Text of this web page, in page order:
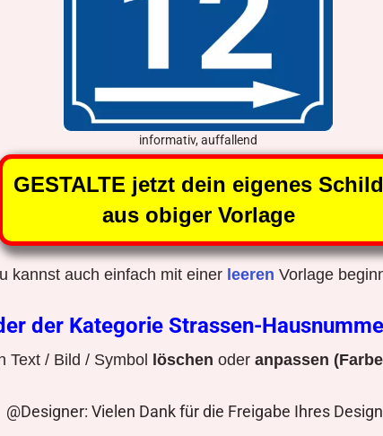
informativ, auffallend
GESTALTE jetzt dein eigenes Schild
aus obiger Vorlage
kannst auch einfach mit einer leeren Vorlage
der Kategorie Strassen-
Text / Bild / Symbol löschen oder anpassen
@Designer: Vielen Dank für die Freigabe Ihres